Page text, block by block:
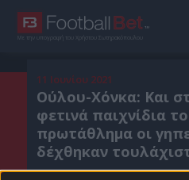
Με την υπογραφή του Χρήστου Σωτηρακόπουλου
11 Ιουνίου 2021
Ούλου-Χόνκα: Και
φετινά παιχνίδια
πρωτάθλημα οι
δέχθηκαν